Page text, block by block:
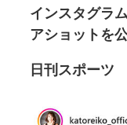
インスタグラ
アショットを
日刊スポーツ